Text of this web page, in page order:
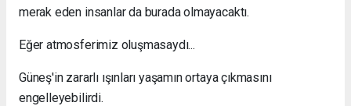
merak eden insanlar da burada olmayacaktı.
Eğer atmosferimiz oluşmasaydı...
Güneş'in zararlı ışınları yaşamın ortaya çıkmasını
engelleyebilirdi.